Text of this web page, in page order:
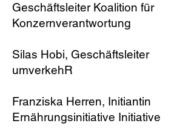
Geschäftsleiter Koalition für
Konzernverantwortung
Silas Hobi, Geschäftsleiter
umverkehR
Franziska Herren, Initiantin
Ernährungsinitiative Initiative